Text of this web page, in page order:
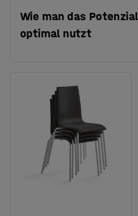
Wie man das
optimal nutzt